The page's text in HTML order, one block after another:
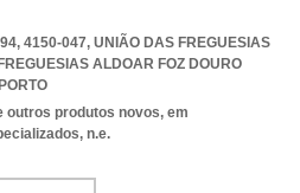
4150-047, UNIÃO DAS FREGUESIAS
ALDOAR FOZ DOURO
PORTO
outros produtos novos, em
n.e.